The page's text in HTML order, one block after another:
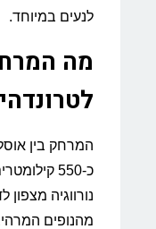
לנעים במיוחד.
מה
המרחק בין
כ-550
נורווגיה
מהנופים